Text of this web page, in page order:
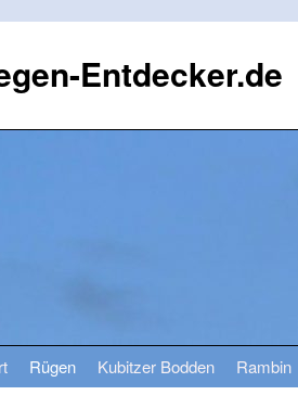
Entdecker.de
Rügen Kubitzer Bodden Rambin